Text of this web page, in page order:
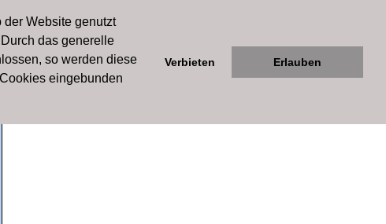
Website genutzt
das generelle
so werden diese
eingebunden
Verbieten Erlauben
Sim
Forum